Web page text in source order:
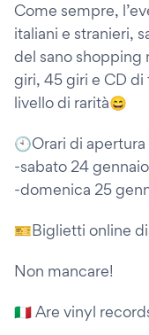
Come sempre,
italiani e stranieri,
del sano shopping
giri, 45 giri e CD
livello di rarità😄
🕙Orari di
-sabato 24
-domenica 25
🎫Biglietti online
Non mancare!
🇮🇹 Are vinyl